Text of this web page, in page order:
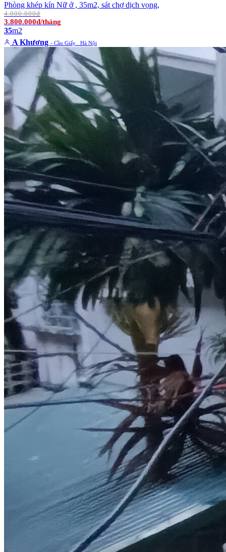
Phòng khép kín Nữ ở , 35m2, sát chợ dịch vọng,
4.000.000đ
3.800.000đ/tháng
35m2
A Khương - Cầu Giấy . Hà Nội